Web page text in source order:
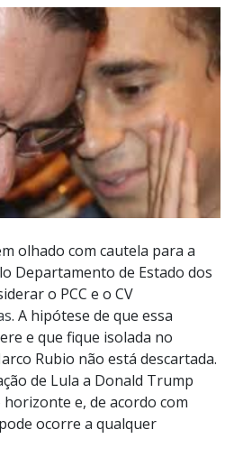
olhado com cautela para a
Departamento de Estado dos
o PCC e o CV
. A hipótese de que essa
e que fique isolada no
Rubio não está descartada.
de Lula a Donald Trump
e, de acordo com
ocorre a qualquer